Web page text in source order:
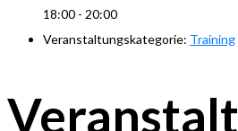
18:00 - 20:00
Veranstaltungskategorie: Training